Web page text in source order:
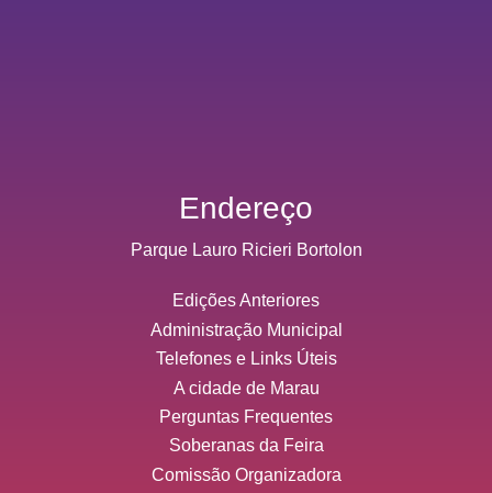
Endereço
Parque Lauro Ricieri Bortolon
Edições Anteriores
Administração Municipal
Telefones e Links Úteis
A cidade de Marau
Perguntas Frequentes
Soberanas da Feira
Comissão Organizadora